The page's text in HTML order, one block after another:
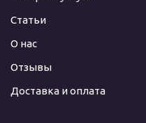
Статьи
О нас
Отзывы
Доставка и оплата